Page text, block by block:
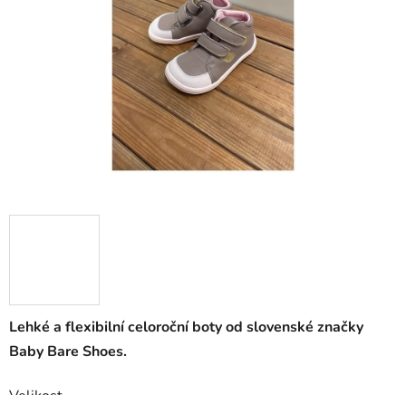
Lehké a flexibilní celoroční boty od slovenské značky
Baby Bare Shoes.